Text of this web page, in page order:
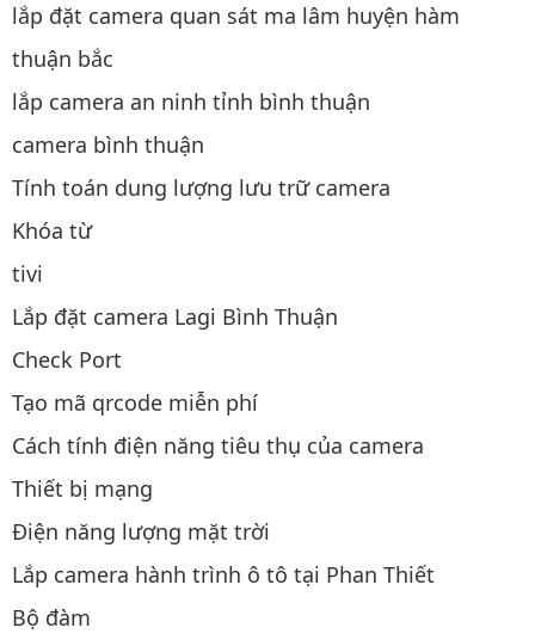
lắp đặt camera quan sát ma lâm huyện hàm
thuận bắc
lắp camera an ninh tỉnh bình thuận
camera bình thuận
Tính toán dung lượng lưu trữ camera
Khóa từ
tivi
Lắp đặt camera Lagi Bình Thuận
Check Port
Tạo mã qrcode miễn phí
Cách tính điện năng tiêu thụ của camera
Thiết bị mạng
Điện năng lượng mặt trời
Lắp camera hành trình ô tô tại Phan Thiết
Bộ đàm